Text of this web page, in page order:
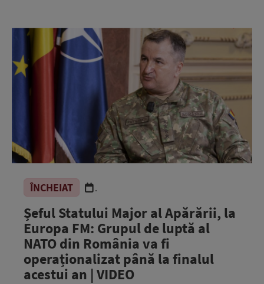
ÎNCHEIAT .
Șeful Statului Major al Apărării, la
Europa FM: Grupul de luptă al
NATO din România va fi
operaționalizat până la finalul
acestui an | VIDEO